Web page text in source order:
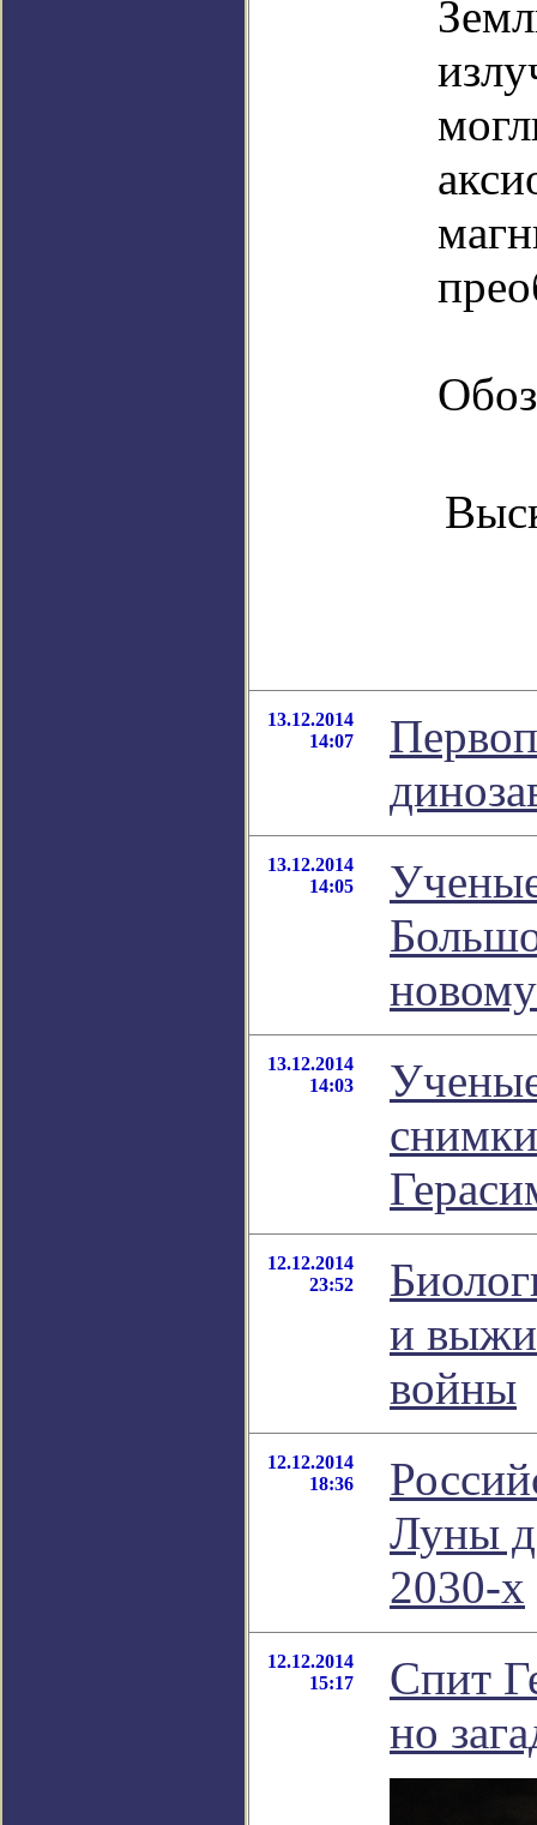
13.12.2014
14:07
13.12.2014
14:05
13.12.2014
14:03
12.12.2014
23:52
и
войны
12.12.2014
18:36
Луны
2030-х
12.12.2014
15:17
Спит
но